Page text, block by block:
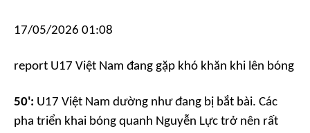
17/05/2026 01:08
report U17 Việt Nam đang gặp khó khăn khi lên bóng
50': U17 Việt Nam dường như đang bị bắt bài. Các
pha triển khai bóng quanh Nguyễn Lực trở nên rất